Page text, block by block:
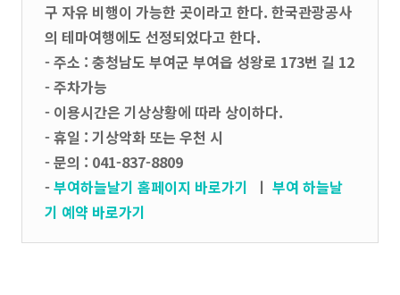
구 자유 비행이 가능한 곳이라고 한다. 한국관광공사
의 테마여행에도 선정되었다고 한다.
- 주소 : 충청남도 부여군 부여읍 성왕로 173번 길 12
- 주차가능
- 이용시간은 기상상황에 따라 상이하다.
- 휴일 : 기상악화 또는 우천 시
- 문의 : 041-837-8809
-부여하늘날기 홈페이지 바로가기 ㅣ 부여 하늘날
기 예약 바로가기